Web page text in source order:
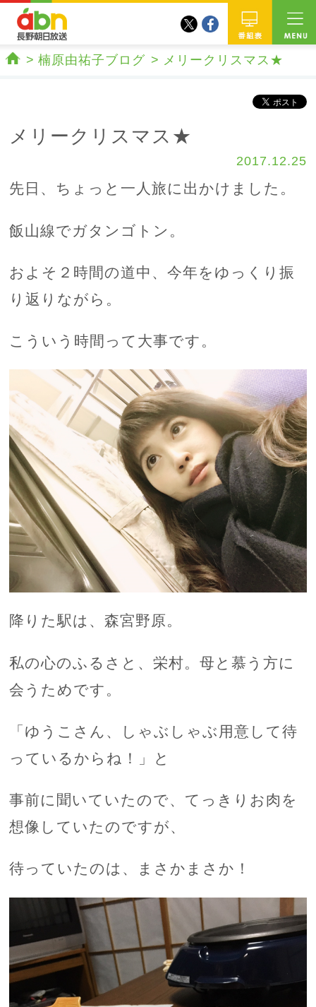
番組
twitterfacebook
楠原由祐子ブログ メリークリスマス★
メリークリスマス★
2017.12.25
先日、ちょっと一人旅に出かけました。
飯山線でガタンゴトン。
およそ２時間の道中、今年をゆっくり振
り返りながら。
こういう時間って大事です。
降りた駅は、森宮野原。
私の心のふるさと、栄村。母と慕う方に
会うためです。
「ゆうこさん、しゃぶしゃぶ用意して待
っているからね！」と
事前に聞いていたので、てっきりお肉を
想像していたのですが、
待っていたのは、まさかまさか！